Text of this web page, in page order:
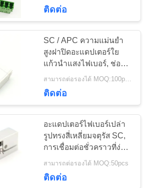
เตอร์ไฟเบอร์
ทอนใยแก้วนำ
50
ติดต่อ
SC / APC ความแม่นยำ
สูงฝาปิดอะแดปเตอร์ใย
แก้วนำแสงไฟเบอร์, ช่อง
เสียบสายไฟเบอร์ออปติ
สามารถต่อรองได้ MOQ:100pcs
ติดต่อ
อะแดปเตอร์ไฟเบอร์เปล่า
รูปทรงสี่เหลี่ยมจตุรัส SC,
การเชื่อมต่อชั่วคราวที่ง่าย
และรวดเร็วของเส้นใย
สามารถต่อรองได้ MOQ:50pcs
ติดต่อ